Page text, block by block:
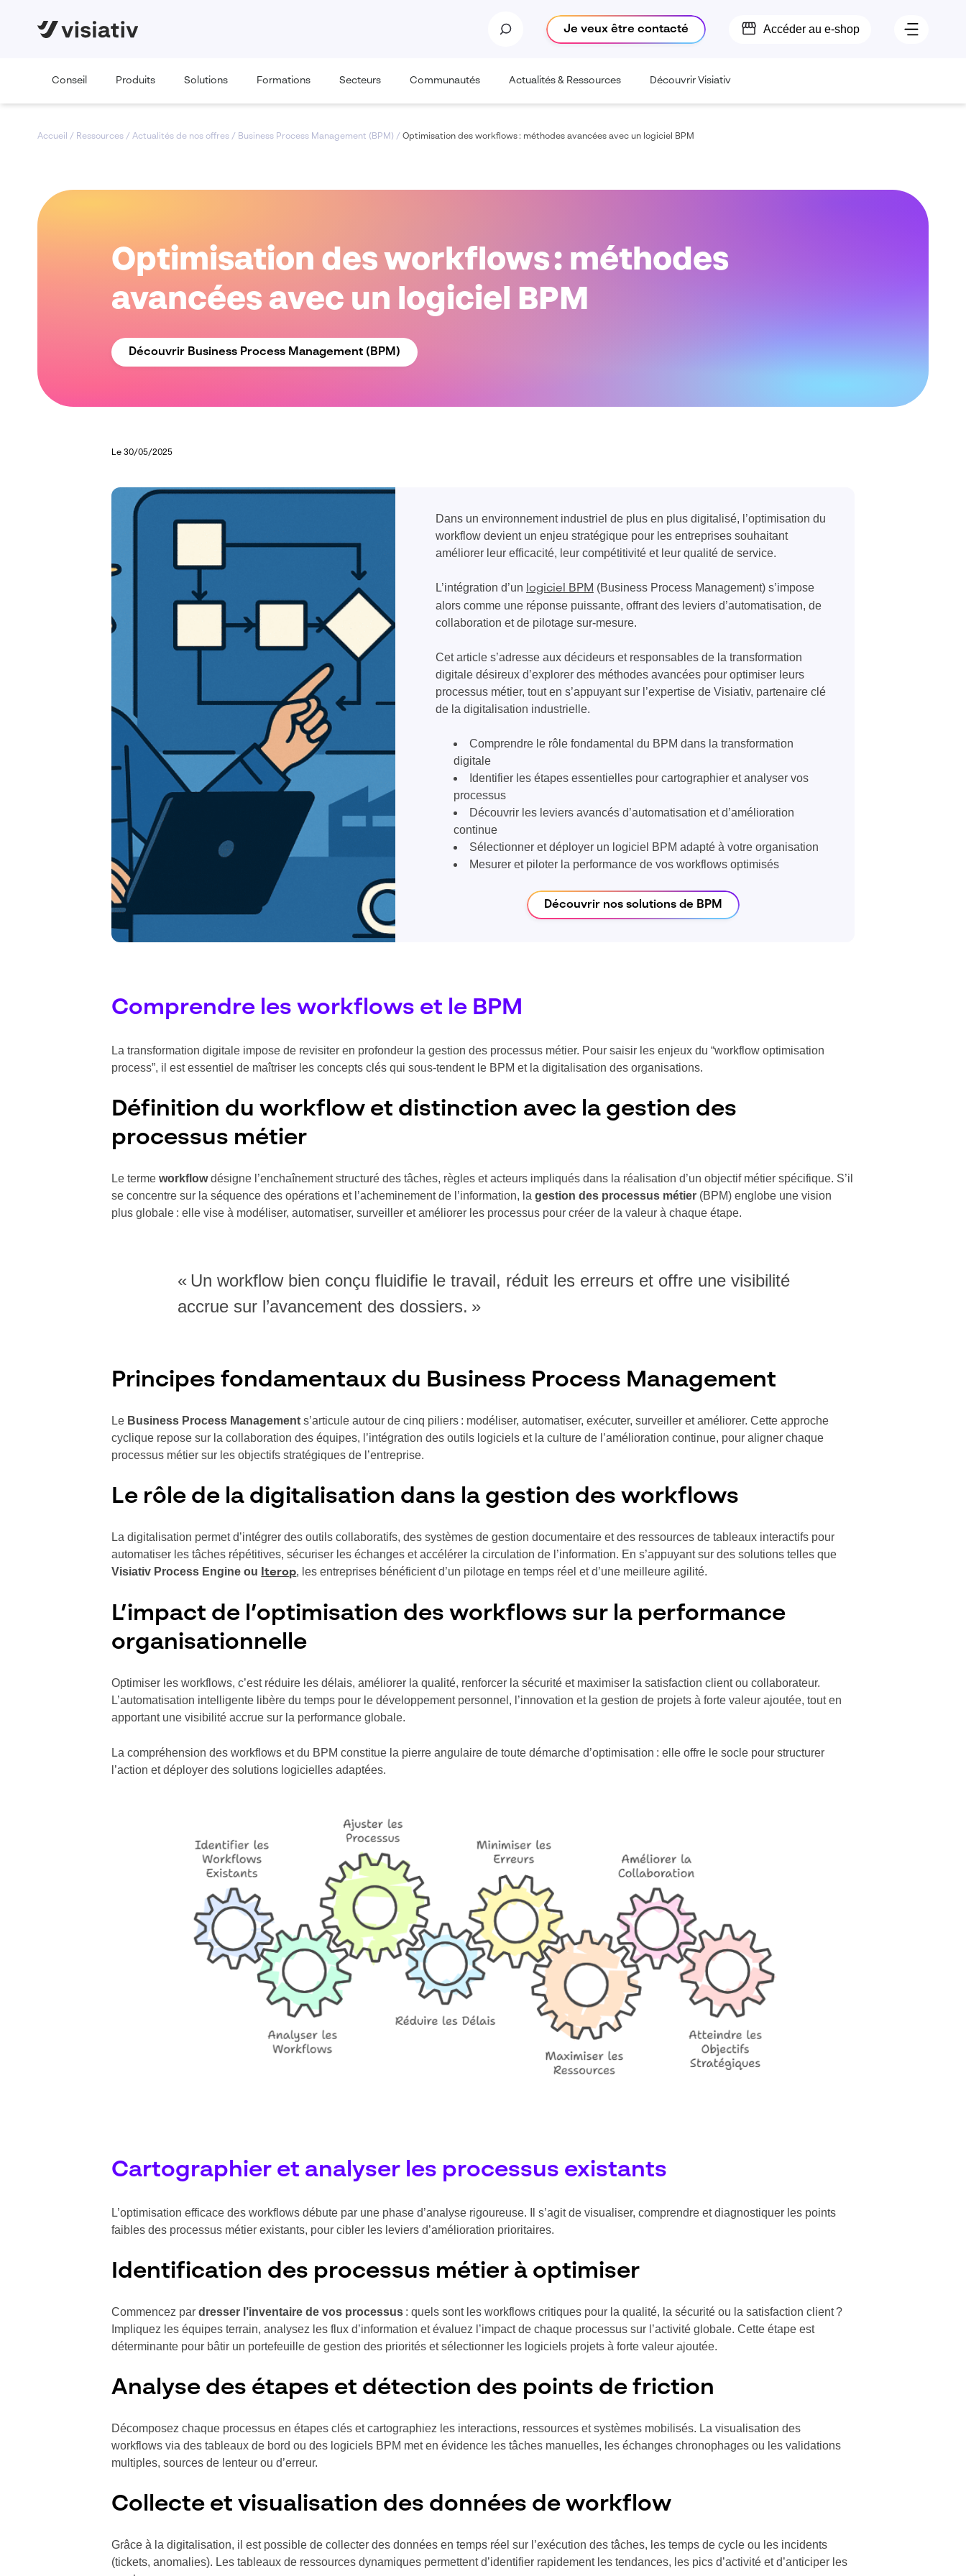
Je veux être contacté Accéder au e-shop
Conseil Produits Solutions Formations Secteurs Communautés Actualités & Ressources Découvrir Visiativ
Accueil / Ressources / Actualités de nos offres / Business Process Management (BPM) / Optimisation des workflows : méthodes avancées avec un logiciel BPM
Optimisation des workflows : méthodes
avancées avec un logiciel BPM
Découvrir Business Process Management (BPM)
Le 30/05/2025
Dans un environnement industriel de plus en plus digitalisé, l’optimisation du
workflow devient un enjeu stratégique pour les entreprises souhaitant
améliorer leur efficacité, leur compétitivité et leur qualité de service.
L’intégration d’un logiciel BPM (Business Process Management) s’impose
alors comme une réponse puissante, offrant des leviers d’automatisation, de
collaboration et de pilotage sur-mesure.
Cet article s’adresse aux décideurs et responsables de la transformation
digitale désireux d’explorer des méthodes avancées pour optimiser leurs
processus métier, tout en s’appuyant sur l’expertise de Visiativ, partenaire clé
de la digitalisation industrielle.
Comprendre le rôle fondamental du BPM dans la transformation
digitale
Identifier les étapes essentielles pour cartographier et analyser vos
processus
Découvrir les leviers avancés d’automatisation et d’amélioration
continue
Sélectionner et déployer un logiciel BPM adapté à votre organisation
Mesurer et piloter la performance de vos workflows optimisés
Découvrir nos solutions de BPM
Comprendre les workflows et le BPM
La transformation digitale impose de revisiter en profondeur la gestion des processus métier. Pour saisir les enjeux du “workflow optimisation
process”, il est essentiel de maîtriser les concepts clés qui sous-tendent le BPM et la digitalisation des organisations.
Définition du workflow et distinction avec la gestion des
processus métier
Le termeworkflowdésigne l’enchaînement structuré des tâches, règles et acteurs impliqués dans la réalisation d’un objectif métier spécifique. S’il
se concentre sur la séquence des opérations et l’acheminement de l’information, lagestion des processus métier (BPM) englobe une vision
plus globale : elle vise à modéliser, automatiser, surveiller et améliorer les processus pour créer de la valeur à chaque étape.
« Un workflow bien conçu fluidifie le travail, réduit les erreurs et offre une visibilité
accrue sur l’avancement des dossiers. »
Principes fondamentaux du Business Process Management
Le Business Process Management s’articule autour de cinq piliers : modéliser, automatiser, exécuter, surveiller et améliorer. Cette approche
cyclique repose sur la collaboration des équipes, l’intégration des outils logiciels et la culture de l’amélioration continue, pour aligner chaque
processus métier sur les objectifs stratégiques de l’entreprise.
Le rôle de la digitalisation dans la gestion des workflows
La digitalisation permet d’intégrer des outils collaboratifs, des systèmes de gestion documentaire et des ressources de tableaux interactifs pour
automatiser les tâches répétitives, sécuriser les échanges et accélérer la circulation de l’information. En s’appuyant sur des solutions telles que
Visiativ Process Engine ou
Iterop, les entreprises bénéficient d’un pilotage en temps réel et d’une meilleure agilité.
L’impact de l’optimisation des workflows sur la performance
organisationnelle
Optimiser les workflows, c’est réduire les délais, améliorer la qualité, renforcer la sécurité et maximiser la satisfaction client ou collaborateur.
L’automatisation intelligente libère du temps pour le développement personnel, l’innovation et la gestion de projets à forte valeur ajoutée, tout en
apportant une visibilité accrue sur la performance globale.
La compréhension des workflows et du BPM constitue la pierre angulaire de toute démarche d’optimisation : elle offre le socle pour structurer
l’action et déployer des solutions logicielles adaptées.
Cartographier et analyser les processus existants
L’optimisation efficace des workflows débute par une phase d’analyse rigoureuse. Il s’agit de visualiser, comprendre et diagnostiquer les points
faibles des processus métier existants, pour cibler les leviers d’amélioration prioritaires.
Identification des processus métier à optimiser
Commencez pardresser l’inventaire de vos processus : quels sont les workflows critiques pour la qualité, la sécurité ou la satisfaction client ?
Impliquez les équipes terrain, analysez les flux d’information et évaluez l’impact de chaque processus sur l’activité globale. Cette étape est
déterminante pour bâtir un portefeuille de gestion des priorités et sélectionner les logiciels projets à forte valeur ajoutée.
Analyse des étapes et détection des points de friction
Décomposez chaque processus en étapes clés et cartographiez les interactions, ressources et systèmes mobilisés. La visualisation des
workflows via des tableaux de bord ou des logiciels BPM met en évidence les tâches manuelles, les échanges chronophages ou les validations
multiples, sources de lenteur ou d’erreur.
Collecte et visualisation des données de workflow
Grâce à la digitalisation, il est possible de collecter des données en temps réel sur l’exécution des tâches, les temps de cycle ou les incidents
(tickets, anomalies). Les tableaux de ressources dynamiques permettent d’identifier rapidement les tendances, les pics d’activité et d’anticiper les